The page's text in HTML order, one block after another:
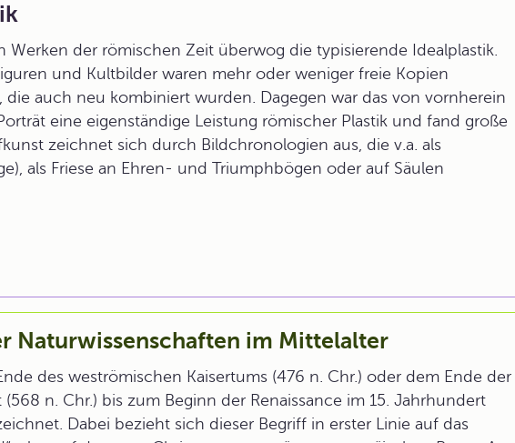
Werken der römischen Zeit überwog die typisierende Idealplastik.
und Kultbilder waren mehr oder weniger freie Kopien
die auch neu kombiniert wurden. Dagegen war das von vornherein
eine eigenständige Leistung römischer Plastik und fand große
zeichnet sich durch Bildchronologien aus, die v.a. als
als Friese an Ehren- und Triumphbögen oder auf Säulen
Naturwissenschaften im Mittelalter
des weströmischen Kaisertums (476 n. Chr.) oder dem Ende der
n. Chr.) bis zum Beginn der Renaissance im 15. Jahrhundert
Dabei bezieht sich dieser Begriff in erster Linie auf das